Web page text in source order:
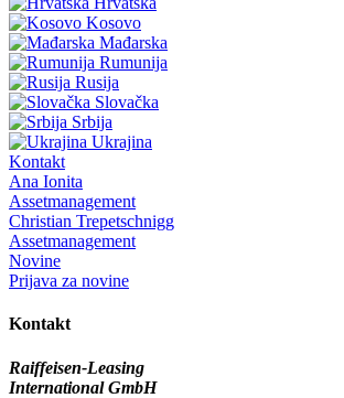
Kosovo
Mađarska
Rumunija
Rusija
Slovačka
Srbija
Ukrajina
Kontakt
Ana Ionita
Assetmanagement
Christian Trepetschnigg
Assetmanagement
Novine
Prijava za novine
Kontakt
Raiffeisen-Leasing
International GmbH